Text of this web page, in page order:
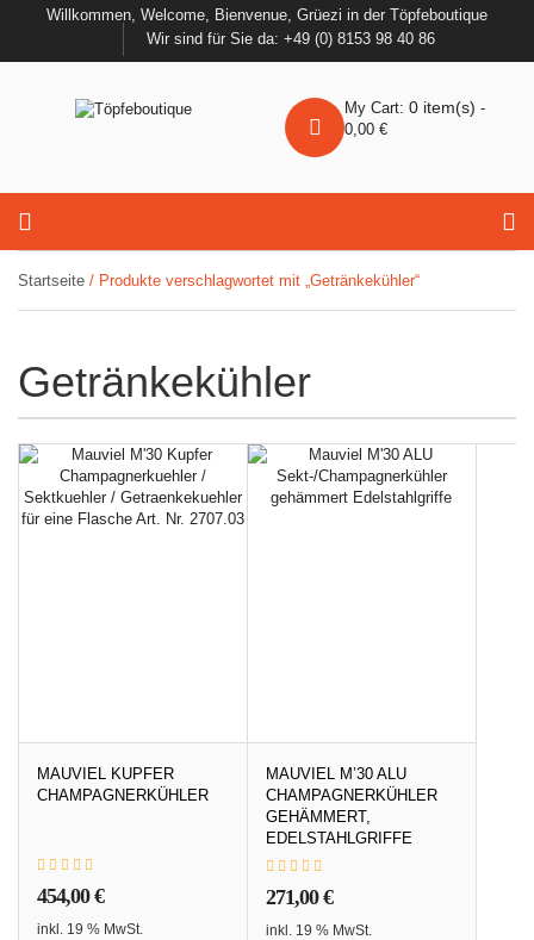
Willkommen, Welcome, Bienvenue, Grüezi in der Töpfeboutique
Wir sind für Sie da: +49 (0) 8153 98 40 86
My Cart: 0 item(s) -
0,00 €
Startseite / Produkte verschlagwortet mit „Getränkekühler“
Getränkekühler
MAUVIEL KUPFER
CHAMPAGNERKÜHLER
454,00€
inkl. 19 % MwSt.
MAUVIEL M’30 ALU
CHAMPAGNERKÜHLER
GEHÄMMERT,
EDELSTAHLGRIFFE
271,00€
inkl. 19 % MwSt.